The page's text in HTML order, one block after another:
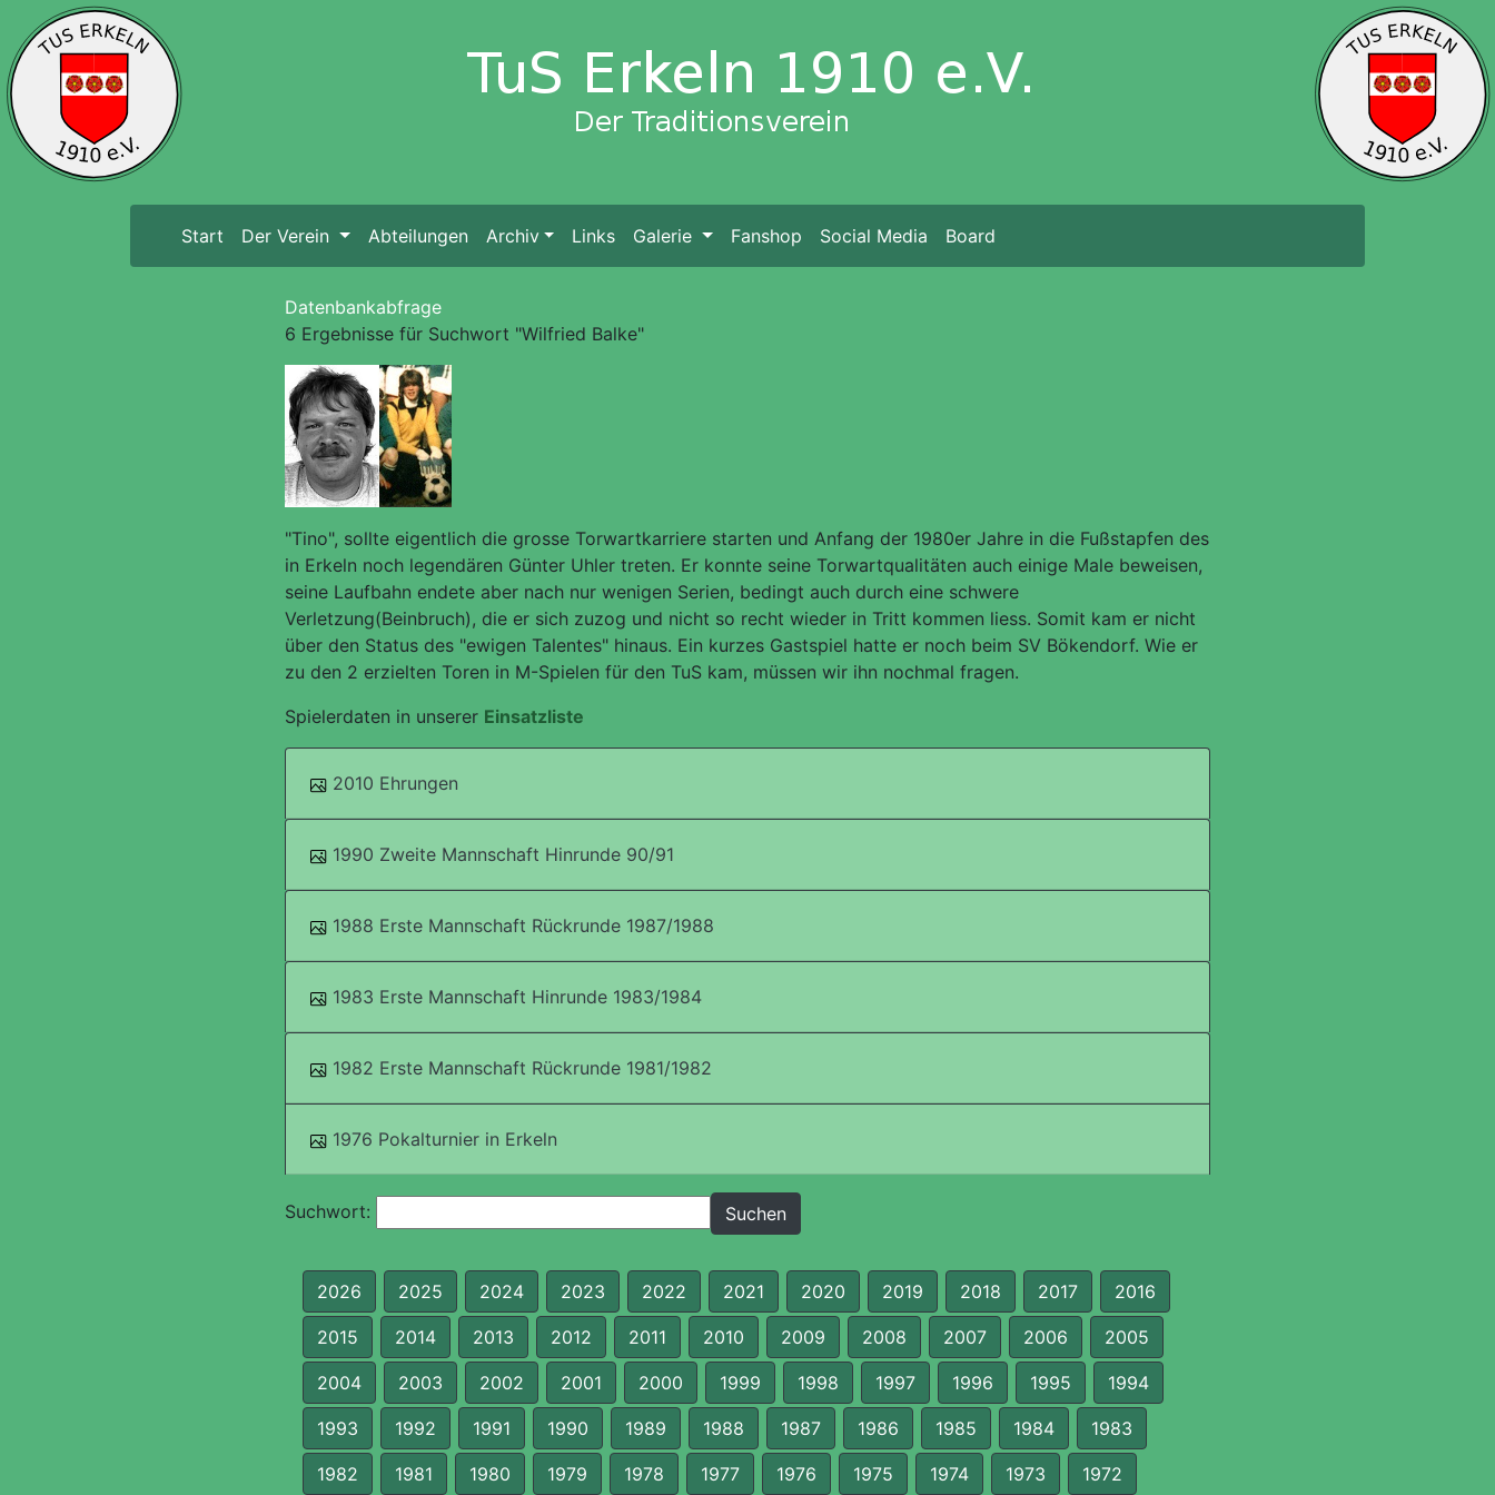
Start (current)
Der Verein Abteilungen Archiv Links Galerie Fanshop Social Media Board
Datenbankabfrage
6 Ergebnisse für Suchwort "Wilfried Balke"
"Tino", sollte eigentlich die grosse Torwartkarriere starten und Anfang der 1980er Jahre in die Fußstapfen des
in Erkeln noch legendären Günter Uhler treten. Er konnte seine Torwartqualitäten auch einige Male beweisen,
seine Laufbahn endete aber nach nur wenigen Serien, bedingt auch durch eine schwere
Verletzung(Beinbruch), die er sich zuzog und nicht so recht wieder in Tritt kommen liess. Somit kam er nicht
über den Status des "ewigen Talentes" hinaus. Ein kurzes Gastspiel hatte er noch beim SV Bökendorf. Wie er
zu den 2 erzielten Toren in M-Spielen für den TuS kam, müssen wir ihn nochmal fragen.
Spielerdaten in unserer Einsatzliste
2010 Ehrungen
1990 Zweite Mannschaft Hinrunde 90/91
1988 Erste Mannschaft Rückrunde 1987/1988
1983 Erste Mannschaft Hinrunde 1983/1984
1982 Erste Mannschaft Rückrunde 1981/1982
1976 Pokalturnier in Erkeln
Suchwort:
2026 2025 2024 2023 2022 2021 2020 2019 2018 2017 2016
2015 2014 2013 2012 2011 2010 2009 2008 2007 2006 2005
2004 2003 2002 2001 2000 1999 1998 1997 1996 1995 1994
1993 1992 1991 1990 1989 1988 1987 1986 1985 1984 1983
1982 1981 1980 1979 1978 1977 1976 1975 1974 1973 1972